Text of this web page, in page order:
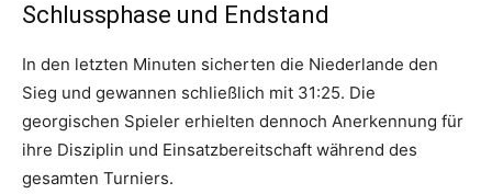
Schlussphase und Endstand
In den letzten Minuten sicherten die Niederlande den
Sieg und gewannen schließlich mit 31:25. Die
georgischen Spieler erhielten dennoch Anerkennung für
ihre Disziplin und Einsatzbereitschaft während des
gesamten Turniers.